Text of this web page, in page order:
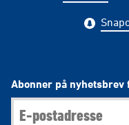
Abonner på